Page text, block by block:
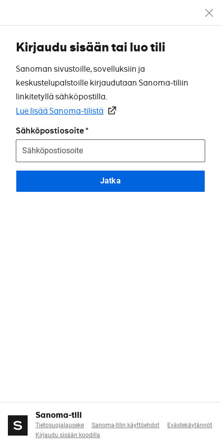
Kirjaudu sisään tai luo tili
Sanoman sivustoille, sovelluksiin ja
keskustelupalstoille kirjaudutaan Sanoma-tiliin
linkitetyllä sähköpostilla.
Lue lisää Sanoma-tilistä
Sähköpostiosoite
Jatka
Sanoma-tili
Tietosuojalauseke Sanoma-tilin käyttöehdot
Evästekäytännöt
Kirjaudu sisään koodilla